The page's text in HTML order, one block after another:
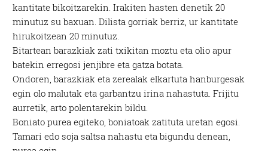
kantitate bikoitzarekin. Irakiten hasten denetik 20
minutuz su baxuan. Dilista gorriak berriz, ur kantitate
hirukoitzean 20 minutuz.
Bitartean barazkiak zati txikitan moztu eta olio apur
batekin erregosi jenjibre eta gatza botata.
Ondoren, barazkiak eta zerealak elkartuta hanburgesak
egin olo malutak eta garbantzu irina nahastuta. Frijitu
aurretik, arto polentarekin bildu.
Boniato purea egiteko, boniatoak zatituta uretan egosi.
Tamari edo soja saltsa nahastu eta bigundu denean,